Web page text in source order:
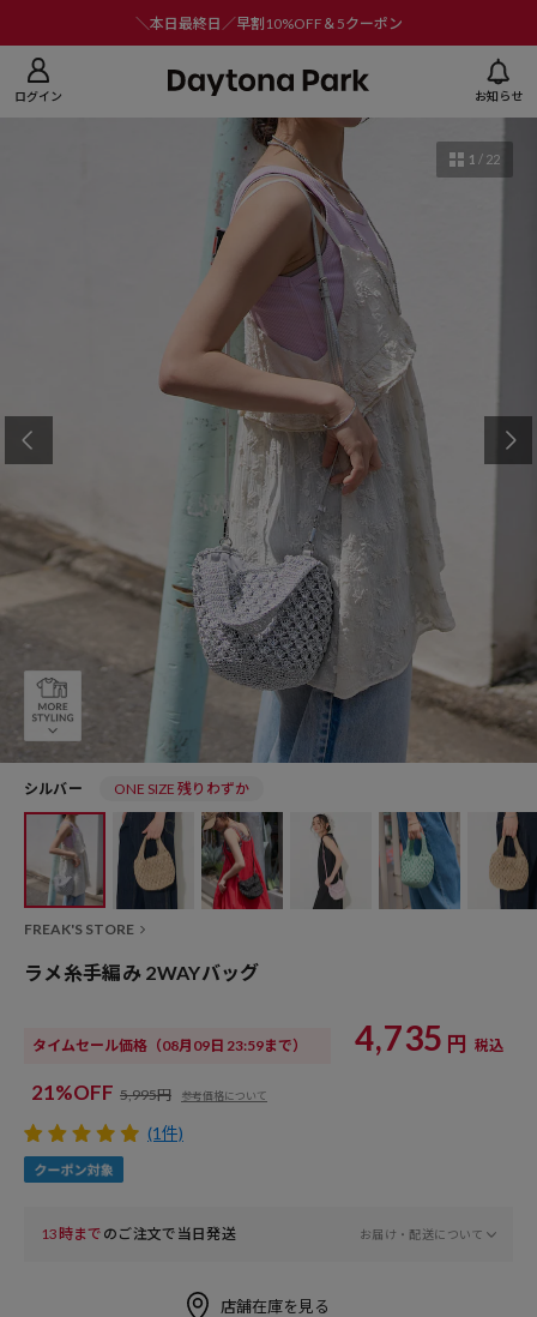
＼本日最終日／早割10%OFF＆5クーポン
ログイン お知らせ
1 / 22
シルバー ONE SIZE 残りわずか
FREAK'S STORE
ラメ糸手編み 2WAYバッグ
タイムセール価格 （08月09日 23:59まで） 4,735 円 税込
21%OFF 5,995円 参考価格について
(1件)
13時まで のご注文で当日発送 お届け・配送について
店舗在庫を見る